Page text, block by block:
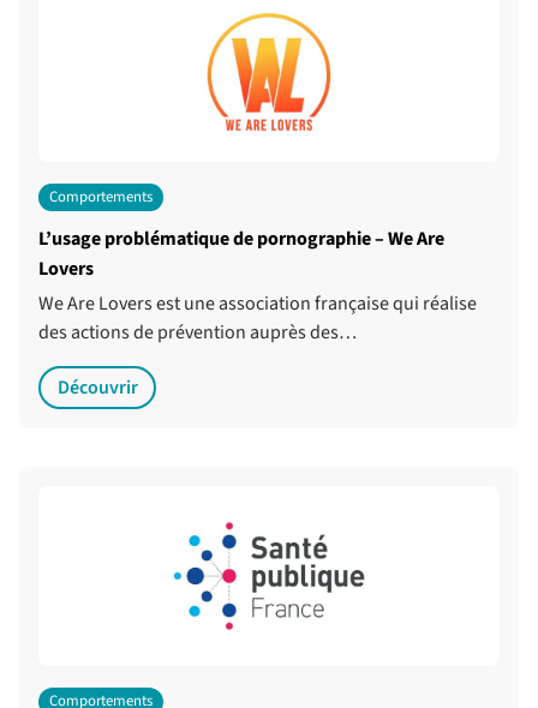
Comportements
L’usage problématique de pornographie – We Are
Lovers
We Are Lovers est une association française qui réalise
des actions de prévention auprès des…
Découvrir
Comportements